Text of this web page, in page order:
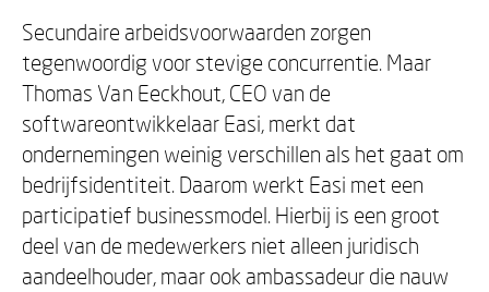
Secundaire arbeidsvoorwaarden zorgen
tegenwoordig voor stevige concurrentie. Maar
Thomas Van Eeckhout, CEO van de
softwareontwikkelaar Easi, merkt dat
ondernemingen weinig verschillen als het gaat om
bedrijfsidentiteit. Daarom werkt Easi met een
participatief businessmodel. Hierbij is een groot
deel van de medewerkers niet alleen juridisch
aandeelhouder, maar ook ambassadeur die nauw